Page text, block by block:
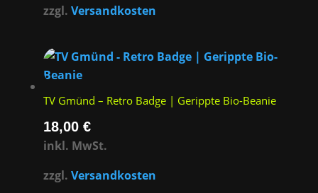
zzgl. Versandkosten
TV Gmünd – Retro Badge | Gerippte Bio-Beanie
18,00 €
inkl. MwSt.
zzgl. Versandkosten